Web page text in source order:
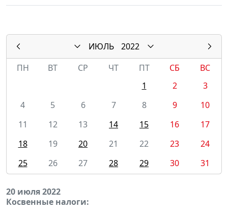
ИЮЛЬ
2022
ПН
ВТ СР ЧТ ПТ СБ
ВС
1
2
3
4
5 6 7 8 9
10
11
12 13 14 15 16
17
18
19 20 21 22 23
24
25
26 27 28 29 30 31
20 июля 2022
Косвенные налоги: